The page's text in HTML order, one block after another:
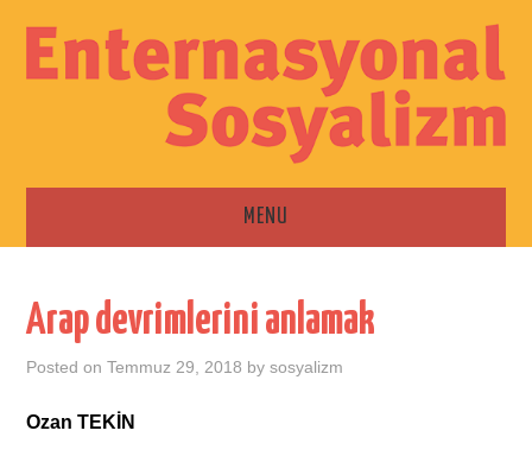
MENU
ESKI SAYILAR
Arap devrimlerini anlamak
Posted onTemmuz 29, 2018 bysosyalizm
Ozan TEKİN